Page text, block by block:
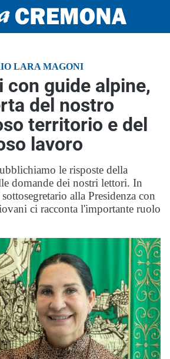
LARA MAGONI
con guide alpine,
del nostro
territorio e del
lavoro
le risposte della
domande dei nostri lettori. In
alla Presidenza con
ci racconta l'importante ruolo